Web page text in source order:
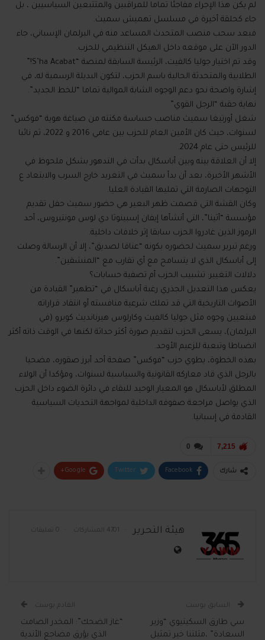
لم يكن هذا الإجراء مفاجئا تماما للمراقبين والمتتبعين السياسيين ، بل
جاء كحلقة أخيرة في مسلسل تهميش سميث.
فبعد سحب منصب المتحدث المساعد منه في البرلمان الإسباني، جاء
الدور الآن على موقعه داخل الهيكل التنظيمي للحزب.
وقد تم اختيار جوليا كالفيت، الرئيسة السابقة لمنصة “S’ha Acabat!”
الطلابية والمتحدثة الحالية باسم الحزب، لتكون البديلة الرسمية له، في
إشارة واضحة نحو دعم الوجوه الشابة الموالية تماما “للخط الجديد”.
نهاية حقبة “الرجل القوي”
شغل أورتيغا سميث مناصب حساسة مكنته من صياغة هوية “فوكس”
لسنوات، حيث كان الأمين العام للحزب بين عامي 2016 و 2022، ثم نائبا
للرئيس حتى عام 2024.
إلا أن العلاقة بينه وبين أباسكال بدأت في التدهور بشكل ملحوظ في
الأشهر الأخيرة، بعد أن بدأ سميث في التغريد خارج السرب والابتعاد ع
التوجهات الصارمة التي تمليها القيادة العليا.
وكان القشة التي قصمت ظهر البعير هي حضور سميث حفل تقديم
مؤسسة “أثينا”، التي أنشأها إيفان إسبينوثا دي لوس مونتيروس، أحد
الرموز الذين غادروا الحزب سابقا إثر خلافات داخلية.
ورغم تبرير سميث لحضوره بكونه “عناقا لصديق”، إلا أن الرسالة وصلت
إلى أباسكال الذي لا يتسامح مع أي تقارب مع “المنشقين”.
دلالات التغيير: تشبيب الحزب أم تصفية حسابات؟
يعكس هذا التعديل الجذري رغبة أباسكال في “تطهير” القيادة من
الأصوات التاريخية التي قد تملك شرعية منافسته أو انتقاد قراراته.
فبتعيين وجوه مثل جوليا كالفيت وكارلوس هيرنانديث كويرو (في
البرلمان)، يسعى الحزب لتقديم صورة أكثر حداثة لكنها في الوقت ذاته أكثر
انضباطا وتبعية للزعيم الأوحد.
بهذه الخطوة، يطوي حزب “فوكس” صفحة أحد أبرز صقوره، مضحيا
بالرجل الذي قاد معاركه القانونية والسياسية لسنوات، ومؤكدا أن الولاء
المطلق لأباسكال هو المعيار الوحيد للبقاء في دائرة الضوء داخل الحزب
الذي يواصل مراجعة صفوفه الداخلية لمواجهة التحديات السياسية
القادمة في إسبانيا.
0 7,215
شارك Facebook
Twitter
Google+
هيئة التحرير 4701 المشاركات 0 تعليقات
السابق بوست
سي طارق السكيتيوي “وزير
السعادة” ،مثلتنا خير تمثيل
القادم بوست
“غاز الضحك”: المخدر الصامت
الذي يؤرق مضاجع الأندية